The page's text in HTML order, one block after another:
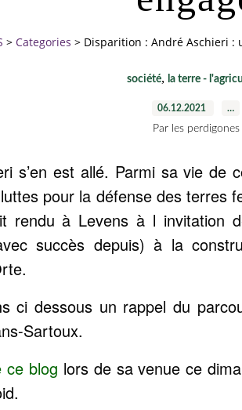
> Categories > Disparition : André Aschieri :
société, la terre -
06.12.2021 …
Par les perdigones
s’en est allé. Parmi sa vie
pour la défense des terres
rendu à Levens à l invitation
succès depuis) à la
ci dessous un rappel du
Sartoux.
ce blog lors de sa venue ce